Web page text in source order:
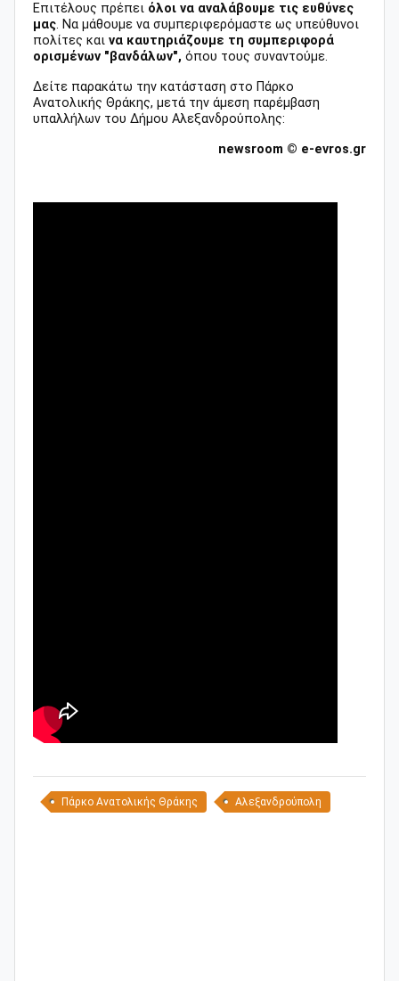
Επιτέλους πρέπει όλοι να αναλάβουμε τις ευθύνες
μας. Να μάθουμε να συμπεριφερόμαστε ως υπεύθυνοι
πολίτες και να καυτηριάζουμε τη συμπεριφορά
ορισμένων "βανδάλων", όπου τους συναντούμε.
Δείτε παρακάτω την κατάσταση στο Πάρκο
Ανατολικής Θράκης, μετά την άμεση παρέμβαση
υπαλλήλων του Δήμου Αλεξανδρούπολης:
newsroom © e-evros.gr
Πάρκο Ανατολικής Θράκης Αλεξανδρούπολη